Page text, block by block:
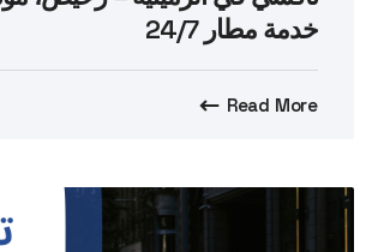
خدمة مطار 24/7
Read More